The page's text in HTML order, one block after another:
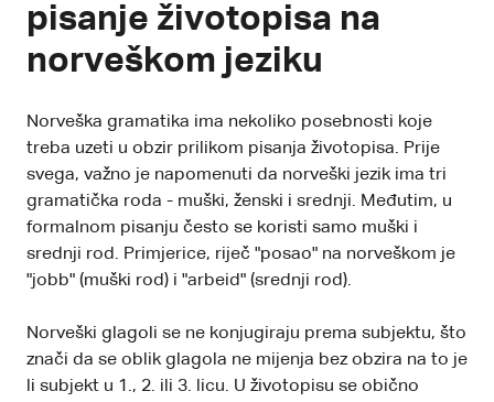
pisanje životopisa na
norveškom jeziku
Norveška gramatika ima nekoliko posebnosti koje
treba uzeti u obzir prilikom pisanja životopisa. Prije
svega, važno je napomenuti da norveški jezik ima tri
gramatička roda - muški, ženski i srednji. Međutim, u
formalnom pisanju često se koristi samo muški i
srednji rod. Primjerice, riječ "posao" na norveškom je
"jobb" (muški rod) i "arbeid" (srednji rod).
Norveški glagoli se ne konjugiraju prema subjektu, što
znači da se oblik glagola ne mijenja bez obzira na to je
li subjekt u 1., 2. ili 3. licu. U životopisu se obično